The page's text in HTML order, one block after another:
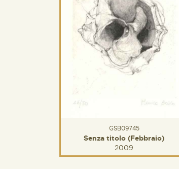
GSB09745
Senza titolo (Febbraio)
2009